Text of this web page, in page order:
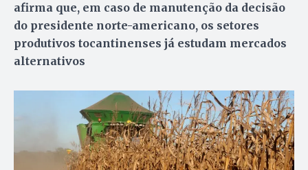
afirma que, em caso de manutenção da decisão
do presidente norte-americano, os setores
produtivos tocantinenses já estudam mercados
alternativos